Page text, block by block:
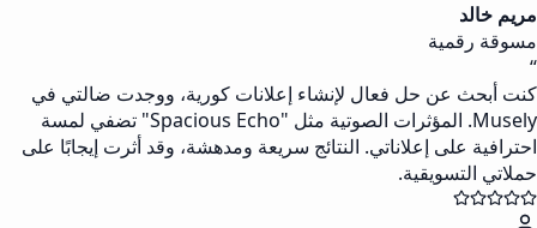
مريم خالد
مسوقة رقمية
“
كنت أبحث عن حل فعال لإنشاء إعلانات كورية، ووجدت ضالتي في
Musely. المؤثرات الصوتية مثل "Spacious Echo" تضفي لمسة
احترافية على إعلاناتي. النتائج سريعة ومدهشة، وقد أثرت إيجابًا على
حملاتي التسويقية.